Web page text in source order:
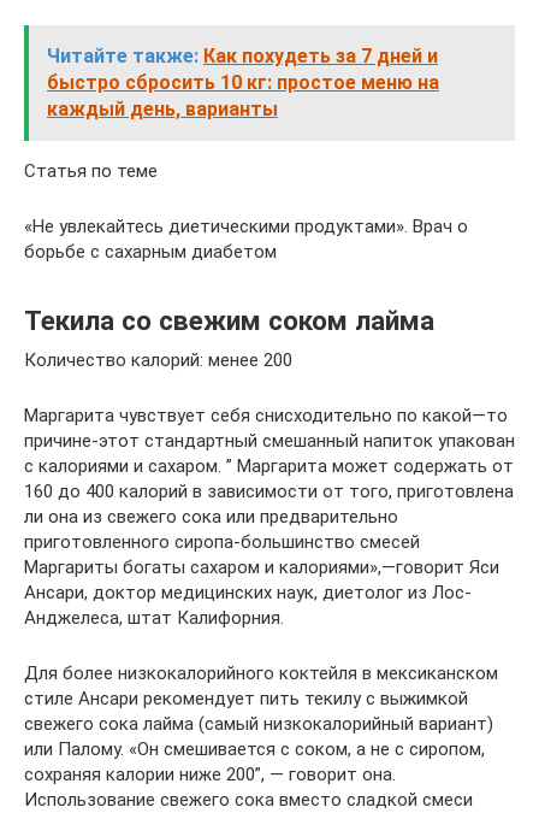
Читайте также: Как похудеть за 7 дней и
быстро сбросить 10 кг: простое меню на
каждый день, варианты
Статья по теме
«Не увлекайтесь диетическими продуктами». Врач о
борьбе с сахарным диабетом
Текила со свежим соком лайма
Количество калорий: менее 200
Маргарита чувствует себя снисходительно по какой—то
причине-этот стандартный смешанный напиток упакован
с калориями и сахаром. ” Маргарита может содержать от
160 до 400 калорий в зависимости от того, приготовлена
ли она из свежего сока или предварительно
приготовленного сиропа-большинство смесей
Маргариты богаты сахаром и калориями»,—говорит Яси
Ансари, доктор медицинских наук, диетолог из Лос-
Анджелеса, штат Калифорния.
Для более низкокалорийного коктейля в мексиканском
стиле Ансари рекомендует пить текилу с выжимкой
свежего сока лайма (самый низкокалорийный вариант)
или Палому. «Он смешивается с соком, а не с сиропом,
сохраняя калории ниже 200”, — говорит она.
Использование свежего сока вместо сладкой смеси